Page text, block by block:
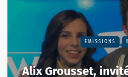
EMISSIONS
Alix Grousset,